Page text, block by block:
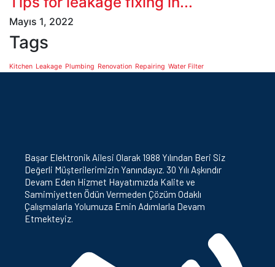
Mayıs 1, 2022
Tags
Kitchen Leakage Plumbing Renovation Repairing Water Filter
Başar Elektronik Ailesi Olarak 1988 Yılından Beri Siz
Değerli Müşterilerimizin Yanındayız. 30 Yılı Aşkındır
Devam Eden Hizmet Hayatımızda Kalite ve
Samimiyetten Ödün Vermeden Çözüm Odaklı
Çalışmalarla Yolumuza Emin Adımlarla Devam
Etmekteyiz.